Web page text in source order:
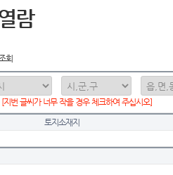
람
회
[지번 글씨가 너무 작을 경우 체크하여 주십시오]
토지소재지